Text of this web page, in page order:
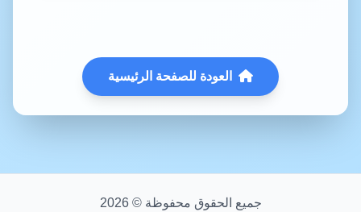
العودة للصفحة الرئيسية
جميع الحقوق محفوظة ©2026